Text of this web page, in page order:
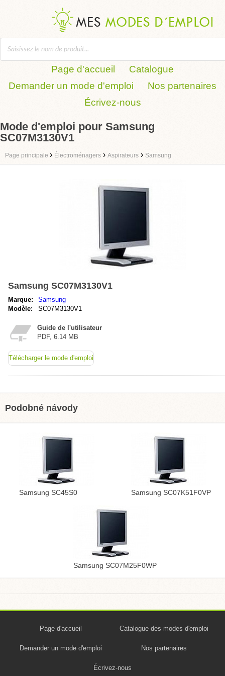
Page d'accueil
Catalogue
Demander un mode d'emploi
Nos partenaires
Écrivez-nous
Mode d'emploi pour Samsung
SC07M3130V1
Page principale › Électroménagers › Aspirateurs › Samsung
Samsung SC07M3130V1
Marque:
Samsung
Modèle:
SC07M3130V1
Guide de l'utilisateur
PDF, 6.14 MB
Télécharger le mode d'emploi
Podobné návody
Samsung SC45S0 Samsung SC07K51F0VP
Samsung SC07M25F0WP
Page d'accueil Catalogue des modes d'emploi
Demander un mode d'emploi Nos partenaires
Écrivez-nous